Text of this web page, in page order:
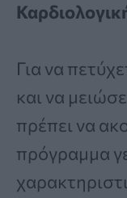
Για να
και να
πρέπει να
πρόγραμμα